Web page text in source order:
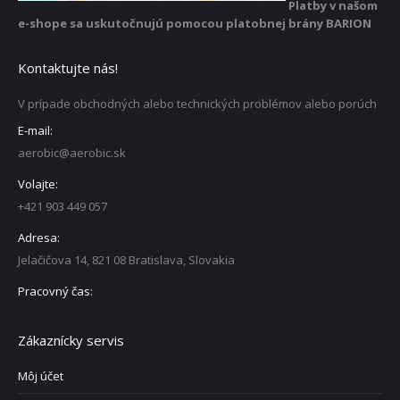
Platby v našom
e-shope sa uskutočnujú pomocou platobnej brány BARION
Kontaktujte nás!
V prípade obchodných alebo technických problémov alebo porúch
E-mail:
aerobic@aerobic.sk
Volajte:
+421 903 449 057
Adresa:
Jelačičova 14, 821 08 Bratislava, Slovakia
Pracovný čas:
Zákaznícky servis
Môj účet